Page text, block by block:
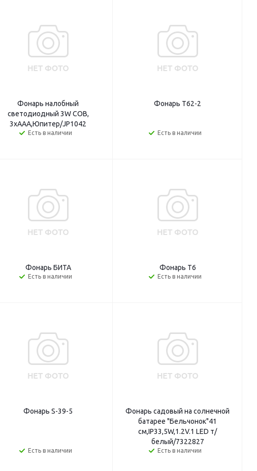
Фонарь налобный
светодиодный 3W СОВ,
3хААА,Юпитер/JP1042
Есть в наличии
Фонарь T62-2
Есть в наличии
Фонарь БИТА
Есть в наличии
Фонарь T6
Есть в наличии
Фонарь S-39-5
Есть в наличии
Фонарь садовый на солнечной
батарее "Бельчонок"41
см,IP33,5W,1.2V.1 LED т/
белый/7322827
Есть в наличии